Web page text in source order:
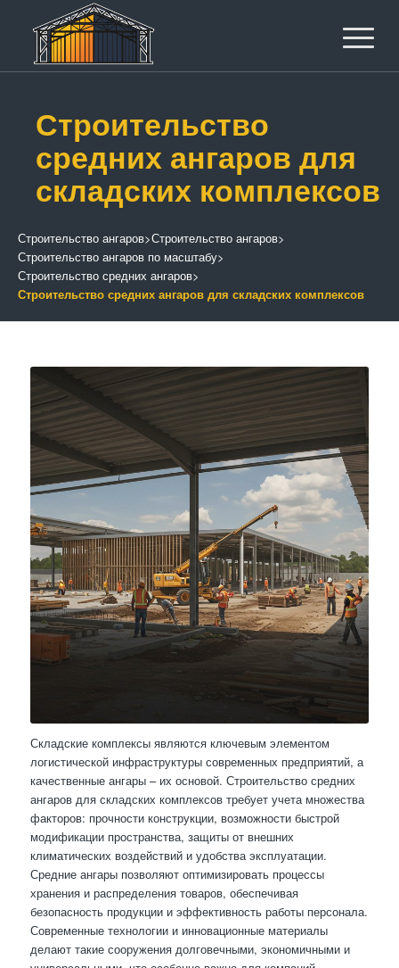
Строительство
средних ангаров для
складских комплексов
Строительство ангаров>Строительство ангаров>
Строительство ангаров по масштабу>
Строительство средних ангаров>
Строительство средних ангаров для складских комплексов
Складские комплексы являются ключевым элементом
логистической инфраструктуры современных предприятий, а
качественные ангары – их основой. Строительство средних
ангаров для складских комплексов требует учета множества
факторов: прочности конструкции, возможности быстрой
модификации пространства, защиты от внешних
климатических воздействий и удобства эксплуатации.
Средние ангары позволяют оптимизировать процессы
хранения и распределения товаров, обеспечивая
безопасность продукции и эффективность работы персонала.
Современные технологии и инновационные материалы
делают такие сооружения долговечными, экономичными и